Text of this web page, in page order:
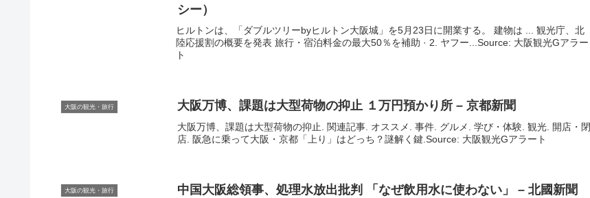
シー）
ヒルトンは、「ダブルツリーbyヒルトン大阪城」を5月23日に開業する。 建物は ... 観光庁、北
陸応援割の概要を発表 旅行・宿泊料金の最大50％を補助 · 2. ヤフー...Source: 大阪観光Gアラー
ト
大阪の観光・旅行 大阪万博、課題は大型荷物の抑止 １万円預かり所 – 京都新聞
大阪万博、課題は大型荷物の抑止. 関連記事. オススメ. 事件. グルメ. 学び・体験. 観光. 開店・閉
店. 阪急に乗って大阪・京都「上り」はどっち？謎解く鍵.Source: 大阪観光Gアラート
大阪の観光・旅行 中国 大阪総領事、処理水放出批判 「なぜ飲用水に使わない」 – 北國新聞